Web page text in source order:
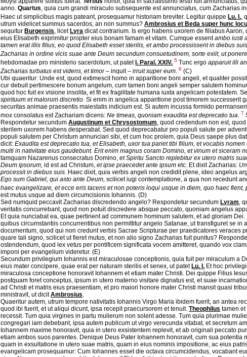
anno.Quartus, quia cum grandi miraculo subsequente est annunciatus, cum Zacharias
Haec ut simplicibus magis pateant, prosequamur historiam breviter. Legitur quippe Lu. I.,
utrum videlicet summus sacerdos, an non summus?Ambrosius et Beda super hunc
sequitur Burgensis, licet Lyra dicat contrarium. Is ergo habens uxorem de filiabus
eius Elisabeth exprimitur propter eius bonam famam et vitam. Cumque essentambo iusti
tamen erat illis filius, eo quod Elisabeth esset sterilis, et ambo processissent in diebus
Zacharias in ordine vicis suae ante Deum secundum consuetudinem, sorte exiit, ut
hebdomadae pro ministerio sacerdotum, ut patet I. Paral. XXIV. 5 Tunc ergoapparuit illi
Zacharias turbatus est videns, et timor– inquit –irruit super eum.6 (C)
Ubi quaeritur: Unde est, quod extimescit homo in apparitione boni angeli, et qualiter
cur debuit pertimescere bonum angelum, cum tamen boni angeli semper salutem
quod hoc fuit ex visione insolita, et fit ex fragilitate humana iuxta angelicam potestatem.
spirituum et malorum discretio. Si enim in angelica apparitione post timorem successerit
securitas animae praesentis maiestatis indicium est. Si autem incussa formido
mox consolatus est Zachariam dicens:Ne timeas, quoniam exaudita est deprecatio tua. 7
Respondetur secundumAugustinum et Chrysostomum, quod credendum non est,
sterilem uxorem habens desperabat. Sed quod deprecabatur pro populi salute per
populi salutem per Christum annunciari sibi, et cum hoc prolem, quia Deus saepe plus
dicit:Exaudita est deprecatio tua, et Elisabeth, uxor tua pariet tibi filium, et vocabis
multi in nativitate eius gaudebunt. Erit enim magnus coram Domino, et vinum et siceram
tamquam Nazarenus consecratus Domino, et Spiritu Sancto replebitur ex utero matris
Deum ipsorum, id est ad Christum, et ipse praecedet ante ipsum etc. Et dixit Zacharias:
processit in diebus suis. Haec dixit, quia verbis angeli non credidit plene, ideo angelus
Ego sum Gabriel, qui asto ante Deum, scilicet iugi contemplatione, a qua non recedunt
haec evangelizare, et ecce eris tacens et non poteris loqui usque in diem, quo haec
est mutus usque ad diem circumcisionis Iohannis. (D)
Sed numquid peccavit Zacharias discredendo angelo? Respondetur secundum Lyram,
veritatis concurrebant, quod non potuit discredere absque peccato, quoniam angelus
Et quia nunciabat ea, quae pertinent ad communem hominum salutem, et ad gloriam
quibus circumstantiis concurrentibus non permittitur angelo Satanae, ut transfiguret se in
documentum, quod qui non credunt verbis Sacrae Scripturae per praedicatores veraces
quare tali signo, scilicet ut fieret mutus, et non alio signo Zacharias fuit punitus?
ostendendum, quod lex vetus per pontificem significata vocem amitteret, quando vox
imponi per evangelium videretur. (E)
Secundum privilegium Iohannis est miraculosae conceptionis, quia fuit per miraculum a
eius mater concipere, quae erat per naturam sterilis et senex, ut patet Lu. I. Et hoc
miraculosa conceptione honoravit Iohannem et etiam mater Christi. Dei quippe Filius
postquam foret conceptus, ipsum in utero materno visitare dignatus est, et suae
ad Christi et matris eius praesentiam, et pro maiori honore mater Christi mansit quasi
ministravit, ut dicitAmbrosius.
Quaeritur autem, utrum tempore nativitatis Iohannis Virgo Maria ibidem fuerit, an antea
quod ibi fuerit, et ut aliqui dicunt, ipsa recepit praecursorem et tenuit.Theophilus tamen et
recessit. Tum quia virgines in partu mulierum non solent adesse. Tum quia plurimae
congregari iam debebant, ipsa autem publicum ut virgo verecunda vitabat, et secretum
Iohannem maxime honoravit, quia in utero exsistentem replevit, et ab originali peccato
etiam ambos suos parentes. Denique Deus Pater Iohannem honoravit, cum sua
quam in exsultatione in utero suae matris, quam in eius nominis impositione, ac eius
evangelicam prosequamur: Cum Iohannes esset die octava circumcidendus, vocabant